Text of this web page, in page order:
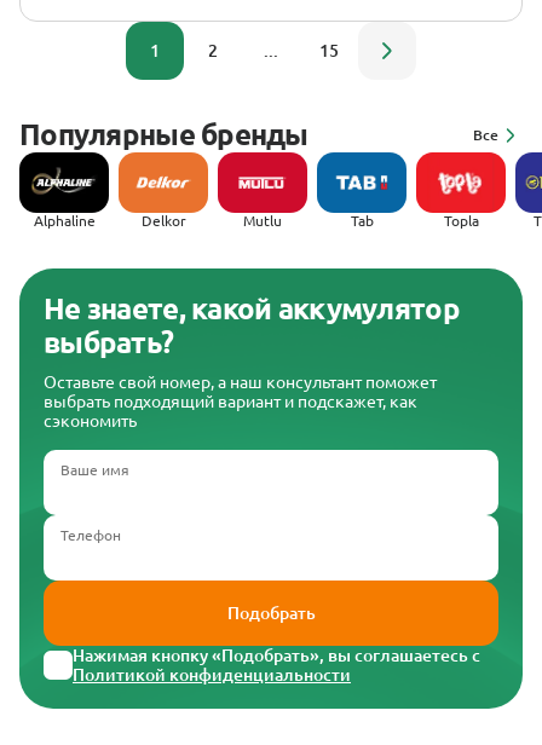
1 2 15
Популярные бренды Все
Alphaline Delkor Mutlu Tab Topla
Не знаете, какой аккумулятор
выбрать?
Оставьте свой номер, а наш консультант поможет
выбрать подходящий вариант и подскажет, как
сэкономить
Ваше имя
Телефон
Подобрать
Нажимая кнопку «Подобрать», вы соглашаетесь с
Политикой конфиденциальности